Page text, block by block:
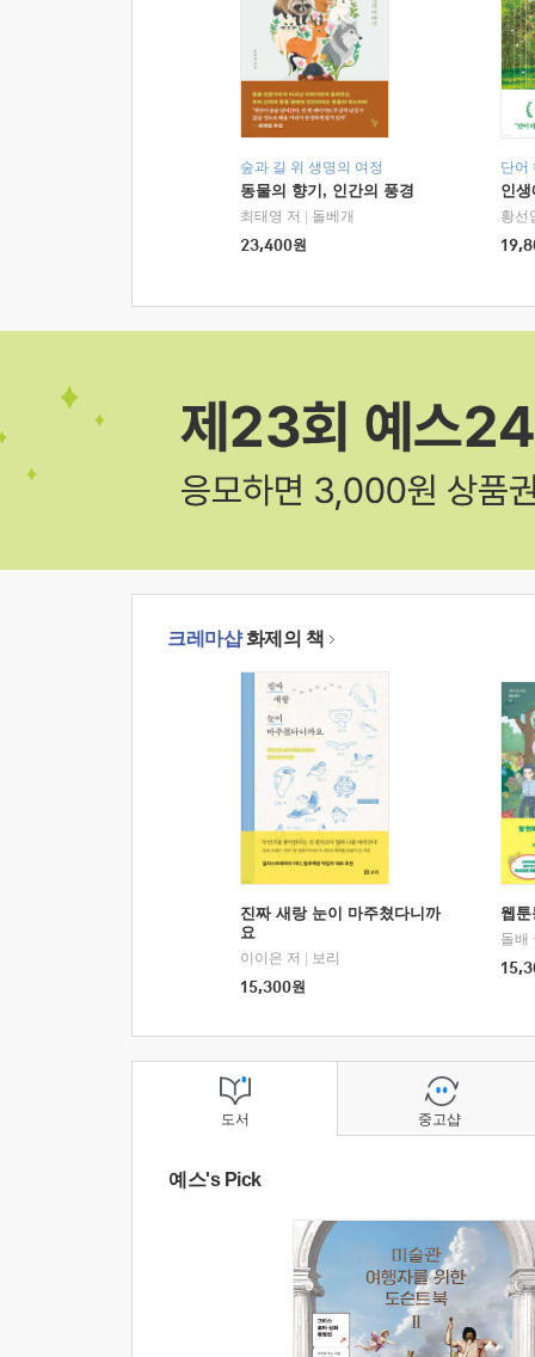
숲과 길 위 생명의 여정
동물의 향기, 인간의 풍경
최태영 저
돌베개
23,400원
단어
인
황선
크레마샵화제의 책
진짜 새랑 눈이 마주쳤다니까
요
이이은 저
보리
15,300원
웹
돌배
도서
예스's Pick
중고샵